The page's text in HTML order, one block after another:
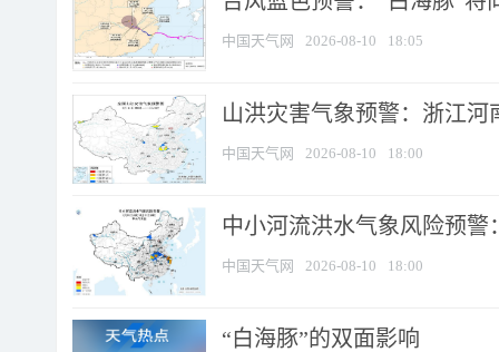
中国天气网 2026-08-10 18:05
山洪灾害气象预警：浙江
中国天气网 2026-08-10 18:00
中小河流洪水气象风险预
中国天气网 2026-08-10 18:00
​“白海豚”的双面影响